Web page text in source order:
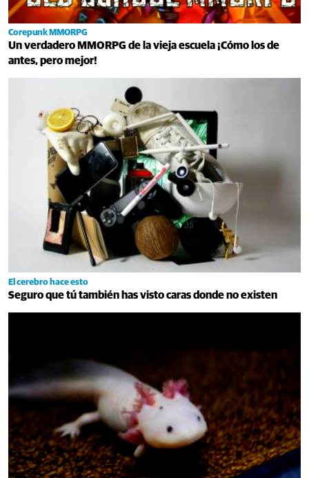
Corepunk MMORPG
Un verdadero MMORPG de la vieja escuela ¡Cómo los de
antes, pero mejor!
El cerebro hace esto
Seguro que tú también has visto caras donde no existen